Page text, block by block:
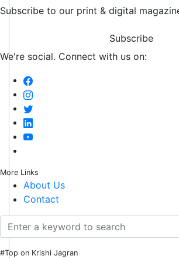
Subscribe to our print & digital
Subscribe
We're social. Connect with us on:
More Links
About Us
Contact
#Top on Krishi Jagran